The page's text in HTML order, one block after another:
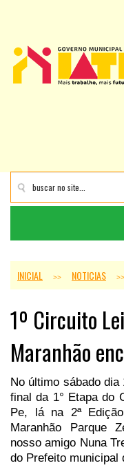
INICIAL >> NOTICIAS >>
1º Circuito
Maranhão
No último sábado
final da 1° Etapa do
Pe, lá na 2ª
Maranhão Parque
nosso amigo Nuna
do Prefeito municipal